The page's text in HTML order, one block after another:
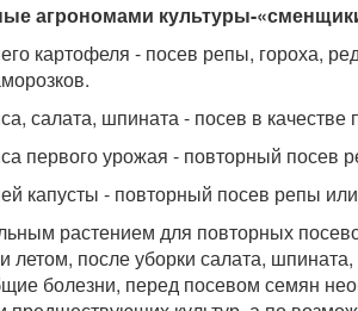
агрономами культуры-
картофеля - посев репы, гороха,
салата, шпината - посев в качестве
первого урожая - повторный посев
капусты - повторный посев репы
растением для повторных
летом, после уборки салата,
болезни, перед посевом семян